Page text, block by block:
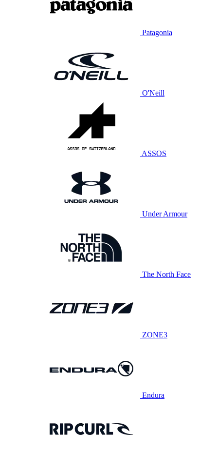
Patagonia
O'Neill
ASSOS
Under Armour
The North Face
ZONE3
Endura